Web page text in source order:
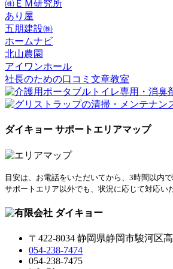
㈱ＥＭ研究所
あり屋
五朋建設㈱
ホームナビ
北山農園
アイワンホール
社長のための口コミ文章教室
ダイキョー サポートエリアマップ
目安は、お電話をいただいてから、3時間以内
サポートエリア以外でも、状況に応じて対応い
〒422-8034 静岡県静岡市駿河区
054-238-7474
054-238-7475